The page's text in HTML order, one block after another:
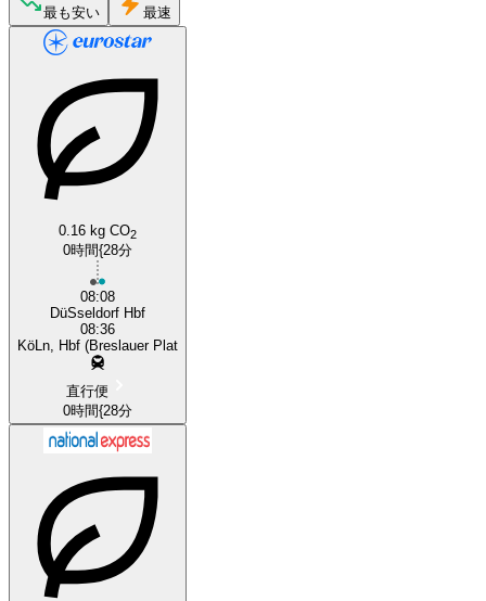
最も安い 最速
0.16 kg CO2
0時間{28分
08:08
DüSseldorf Hbf
08:36
KöLn, Hbf (Breslauer Plat
直行便
0時間{28分